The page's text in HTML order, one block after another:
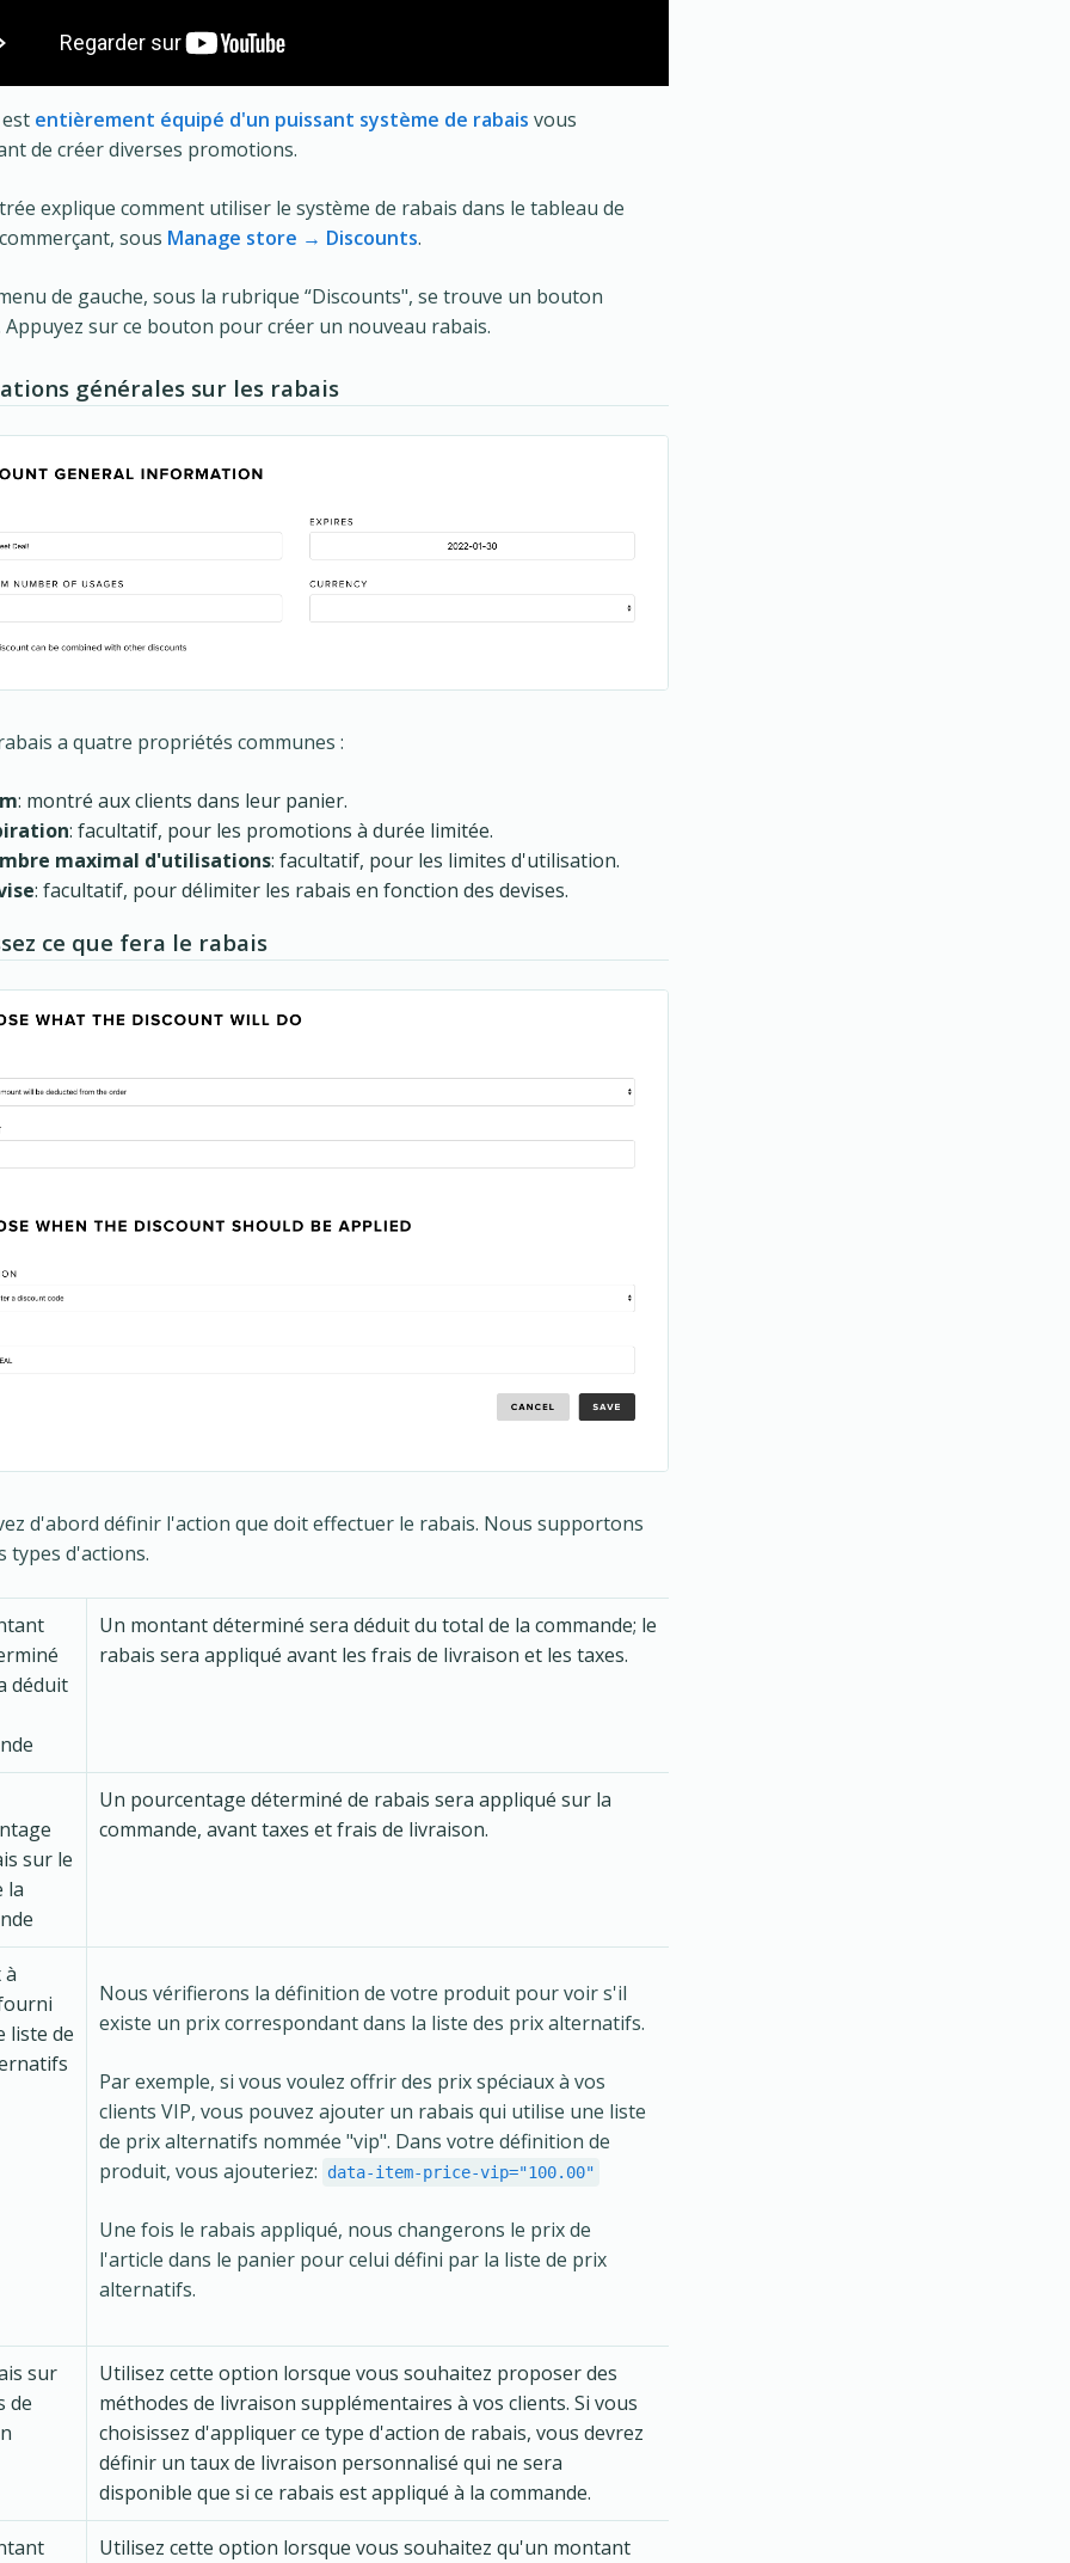
entièrement équipé d'un puissant système de rabais vous
de créer diverses promotions.
explique comment utiliser le système de rabais dans le tableau de
sous Manage store → Discounts.
de gauche, sous la rubrique “Discounts", se trouve un bouton
Appuyez sur ce bouton pour créer un nouveau rabais.
générales sur les rabais
a quatre propriétés communes :
: montré aux clients dans leur panier.
: facultatif, pour les promotions à durée limitée.
maximal d'utilisations: facultatif, pour les limites d'utilisation.
: facultatif, pour délimiter les rabais en fonction des devises.
ce que fera le rabais
d'abord définir l'action que doit effectuer le rabais. Nous supportons
types d'actions.
déduit
Un montant déterminé sera déduit du total de la commande; le
rabais sera appliqué avant les frais de livraison et les taxes.
sur le
la
Un pourcentage déterminé de rabais sera appliqué sur la
commande, avant taxes et frais de livraison.
à
liste de
Nous vérifierons la définition de votre produit pour voir s'il
existe un prix correspondant dans la liste des prix alternatifs.
Par exemple, si vous voulez offrir des prix spéciaux à vos
clients VIP, vous pouvez ajouter un rabais qui utilise une liste
de prix alternatifs nommée "vip". Dans votre définition de
produit, vous ajouteriez:
data-item-price-vip="100.00"
Une fois le rabais appliqué, nous changerons le prix de
l'article dans le panier pour celui défini par la liste de prix
alternatifs.
sur
de
Utilisez cette option lorsque vous souhaitez proposer des
méthodes de livraison supplémentaires à vos clients. Si vous
choisissez d'appliquer ce type d'action de rabais, vous devrez
définir un taux de livraison personnalisé qui ne sera
disponible que si ce rabais est appliqué à la commande.
Utilisez cette option lorsque vous souhaitez qu'un montant